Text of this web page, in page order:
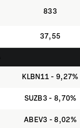
833
37,55
KLBN11 - 9,27%
SUZB3 - 8,70%
ABEV3 - 8,02%